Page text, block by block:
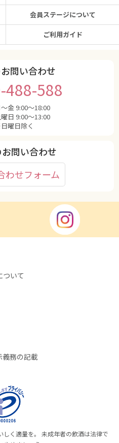
会員ステージについて
ご利用ガイド
問い合わせ
488-588
金 9:00〜18:00
日 9:00〜13:00
曜日除く
問い合わせ
わせフォーム
ついて
義務の記載
く適量を。 未成年者の飲酒は法律で